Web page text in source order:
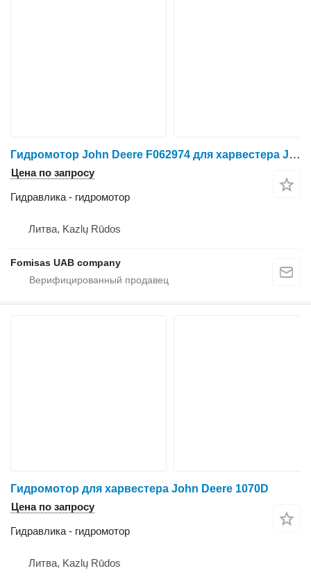
Гидромотор John Deere F062974 для харвестера John Deere 1070D
Цена по запросу
Гидравлика - гидромотор
Литва, Kazlų Rūdos
Fomisas UAB company
Гидромотор для харвестера John Deere 1070D
Цена по запросу
Гидравлика - гидромотор
Литва, Kazlų Rūdos